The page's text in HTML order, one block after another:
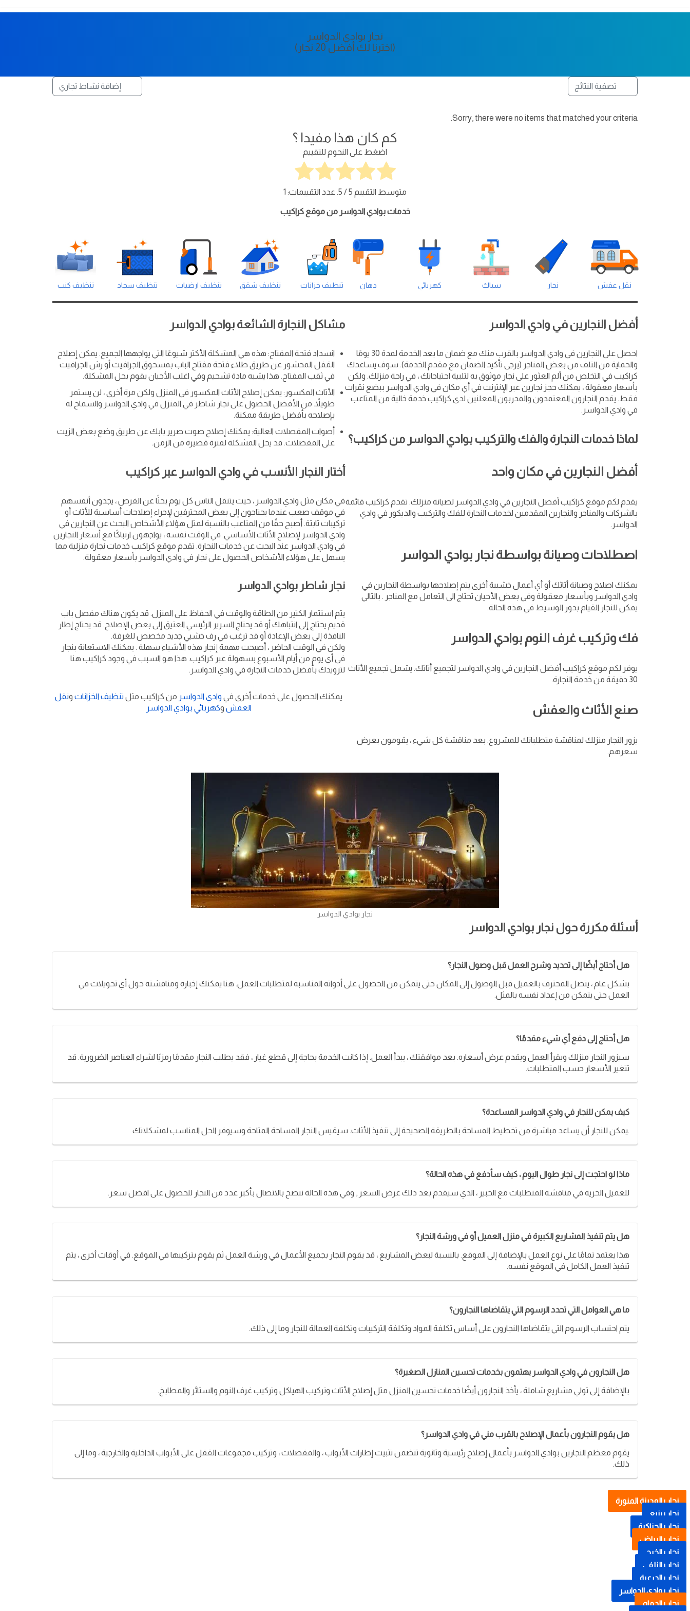
نجار بوادي الدواسر
(اخترنا لك أفضل 20 نجار)
تصفية النتائج إضافة نشاط تجاري
Sorry, there were no items that matched your criteria.
كم كان هذا مفيدا ؟
اضغط على النجوم للتقييم
متوسط التقييم 5/ 5. عدد التقييمات: 1
خدمات بوادي الدواسر من موقع كراكيب
نقل عفش نجار سباك كهربائي دهان تنظيف خزانات تنظيف شقق تنظيف ارضيات تنظيف سجاد تنظيف كنب
أفضل النجارين في وادي الدواسر
احصل على النجارين في وادي الدواسر بالقرب منك مع ضمان ما بعد الخدمة لمدة 30 يومًا
والحماية من التلف من بعض المناجر (يرجى تأكيد الضمان مع مقدم الخدمة). سوف يساعدك
كراكيب في التخلص من ألم العثور على نجار موثوق به لتلبية احتياجاتك ، في راحة منزلك. ولكن
بأسعار معقولة ، يمكنك حجز نجارين عبر الإنترنت في أي مكان في وادي الدواسر ببضع نقرات
فقط. يقدم النجارون المعتمدون والمدربون المعلنين لدى كراكيب خدمة خالية من المتاعب
في وادي الدواسر.
لماذا خدمات النجارة والفك والتركيب بوادي الدواسر من كراكيب؟
أفضل النجارين في مكان واحد
يقدم لكم موقع كراكيب أفضل النجارين في وادي الدواسر لصيانة منزلك. تقدم كراكيب قائمة
بالشركات والمناجر والنجارين المقدمين لخدمات النجارة للفك والتركيب والديكور في وادي
الدواسر.
اصطلاحات وصيانة بواسطة نجار بوادي الدواسر
يمكنك اصلاح وصيانة أثاثك أو أي أعمال خشبية أخرى يتم إصلاحها بواسطة النجارين في
وادي الدواسر وبأسعار معقولة وفي بعض الأحيان تحتاج الى التعامل مع المناجر . بالتالي
يمكن للنجار القيام بدور الوسيط في هذه الحالة.
فك وتركيب غرف النوم بوادي الدواسر
يوفر لكم موقع كراكيب أفضل النجارين في وادي الدواسر لتجميع أثاثك. يشمل تجميع الأثاث
30 دقيقة من خدمة النجارة.
صنع الأثاث والعفش
يزور النجار منزلك لمناقشة متطلباتك للمشروع. بعد مناقشة كل شيء ، يقومون بعرض
سعرهم.
مشاكل النجارة الشائعة بوادي الدواسر
انسداد فتحة المفتاح: هذه هي المشكلة الأكثر شيوعًا التي يواجهها الجميع. يمكن إصلاح
القفل المحشور عن طريق طلاء فتحة مفتاح الباب بمسحوق الجرافيت أو رش الجرافيت
في ثقب المفتاح. هذا يشبه مادة تشحيم وفي اغلب الأحيان يقوم بحل المشكلة.
الأثاث المكسور: يمكن إصلاح الأثاث المكسور في المنزل ولكن مرة أخرى ، لن يستمر
طويلاً. من الأفضل الحصول على نجار شاطر في المنزل في وادي الدواسر والسماح له
بإصلاحه بأفضل طريقة ممكنة.
أصوات المفصلات العالية: يمكنك إصلاح صوت صرير بابك عن طريق وضع بعض الزيت
على المفصلات. قد يحل المشكلة لفترة قصيرة من الزمن.
أختار النجار الأنسب في وادي الدواسر عبر كراكيب
في مكان مثل وادي الدواسر ، حيث يتنقل الناس كل يوم بحثًا عن الفرص ، يجدون أنفسهم
في موقف صعب عندما يحتاجون إلى بعض المحترفين لإجراء إصلاحات أساسية للأثاث أو
تركيبات ثابتة. أصبح حقًا من المتاعب بالنسبة لمثل هؤلاء الأشخاص البحث عن النجارين في
وادي الدواسر لإصلاح الأثاث الأساسي. في الوقت نفسه ، يواجهون ارتباكًا مع أسعار النجارين
في وادي الدواسر عند البحث عن خدمات النجارة. تقدم موقع كراكيب خدمات نجارة منزلية مما
يسهل على هؤلاء الأشخاص الحصول على نجار في وادي الدواسر بأسعار معقولة.
نجار شاطر بوادي الدواسر
يتم استثمار الكثير من الطاقة والوقت في الحفاظ على المنزل. قد يكون هناك مفصل باب
قديم يحتاج إلى انتباهك أو قد يحتاج السرير الرئيسي العتيق إلى بعض الإصلاح. قد يحتاج إطار
النافذة إلى بعض الإعادة أو قد ترغب في رف خشبي جديد مخصص للغرفة.
ولكن في الوقت الحاضر ، أصبحت مهمة إنجاز هذه الأشياء سهلة . يمكنك الاستعانة بنجار
في أي يوم من أيام الأسبوع بسهولة عبر كراكيب. هذا هو السبب في وجود كراكيب هنا
لتزويدك بأفضل خدمات النجارة في وادي الدواسر.
يمكنك الحصول على خدمات أخرى في وادي الدواسر من كراكيب مثل تنظيف الخزانات ونقل
العفش وكهربائي بوادي الدواسر
نجار بوادي الدواسر
أسئلة مكررة حول نجار بوادي الدواسر
هل أحتاج أيضًا إلى تحديد وشرح العمل قبل وصول النجار؟
بشكل عام ، يتصل المحترف بالعميل قبل الوصول إلى المكان حتى يتمكن من الحصول على أدواته المناسبة لمتطلبات العمل. هنا يمكنك إخباره ومناقشته حول أي تحويلات في
العمل حتى يتمكن من إعداد نفسه بالمثل.
هل أحتاج إلى دفع أي شيء مقدمًا؟
سيزور النجار منزلك ويقرأ العمل ويقدم عرض أسعاره. بعد موافقتك ، يبدأ العمل. إذا كانت الخدمة بحاجة إلى قطع غيار ، فقد يطلب النجار مقدمًا رمزيًا لشراء العناصر الضرورية. قد
تتغير الأسعار حسب المتطلبات.
كيف يمكن للنجار في وادي الدواسر المساعدة؟
يمكن للنجار أن يساعد مباشرة من تخطيط المساحة بالطريقة الصحيحة إلى تنفيذ الأثاث. سيقيس النجار المساحة المتاحة وسيوفر الحل المناسب لمشكلاتك.
ماذا لو احتجت إلى نجار طوال اليوم ، كيف سأدفع في هذه الحالة؟
للعميل الحرية في مناقشة المتطلبات مع الخبير ، الذي سيقدم بعد ذلك عرض السعر , وفي هذه الحالة ننصح بالاتصال بأكبر عدد من النجار للحصول على افضل سعر.
هل يتم تنفيذ المشاريع الكبيرة في منزل العميل أو في ورشة النجار؟
هذا يعتمد تمامًا على نوع العمل بالإضافة إلى الموقع. بالنسبة لبعض المشاريع ، قد يقوم النجار بجميع الأعمال في ورشة العمل ثم يقوم بتركيبها في الموقع. في أوقات أخرى ، يتم
تنفيذ العمل الكامل في الموقع نفسه.
ما هي العوامل التي تحدد الرسوم التي يتقاضاها النجارون؟
يتم احتساب الرسوم التي يتقاضاها النجارون على أساس تكلفة المواد وتكلفة التركيبات وتكلفة العمالة للنجار وما إلى ذلك.
هل النجارون في وادي الدواسر يهتمون بخدمات تحسين المنازل الصغيرة؟
بالإضافة إلى تولي مشاريع شاملة ، يأخذ النجارون أيضًا خدمات تحسين المنزل مثل إصلاح الأثاث وتركيب الهياكل وتركيب غرف النوم والستائر والمطابخ.
هل يقوم النجارون بأعمال الإصلاح بالقرب مني في وادي الدواسر؟
يقوم معظم النجارين بوادي الدواسر بأعمال إصلاح رئيسية وثانوية تتضمن تثبيت إطارات الأبواب ، والمفصلات ، وتركيب مجموعات القفل على الأبواب الداخلية والخارجية ، وما إلى
ذلك.
نجار بالمدينة المنورة
نجار بينبع
نجار بالحناكية
نجار بالرياض
نجار بالخرج
نجار بالزلفي
نجار بالدرعية
نجار بوادي الدواسر
نجار بالدمام